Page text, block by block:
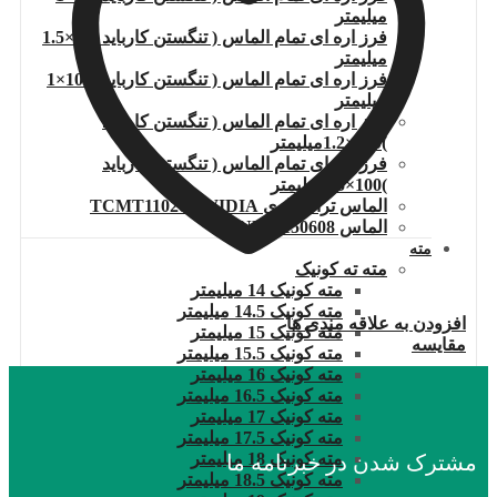
میلیمتر
فرز اره ای تمام الماس ( تنگستن کارباید )80×1.5
میلیمتر
فرز اره ای تمام الماس ( تنگستن کارباید )100×1
میلیمتر
فرز اره ای تمام الماس ( تنگستن کارباید
)100×1.2میلیمتر
فرز اره ای تمام الماس ( تنگستن کارباید
)100×1.5میلیمتر
الماس تراشکاری TCMT110204.WIDIA
الماس DNMG150608
مته
مته ته کونیک
مته کونیک 14 میلیمتر
مته کونیک 14.5 میلیمتر
مته کونیک 15 میلیمتر
مته کونیک 15.5 میلیمتر
مته کونیک 16 میلیمتر
مته کونیک 16.5 میلیمتر
مته کونیک 17 میلیمتر
مته کونیک 17.5 میلیمتر
مته کونیک 18 میلیمتر
مته کونیک 18.5 میلیمتر
افزودن به علاقه مندی ها
مقایسه
مشترک شدن در خبرنامه ما